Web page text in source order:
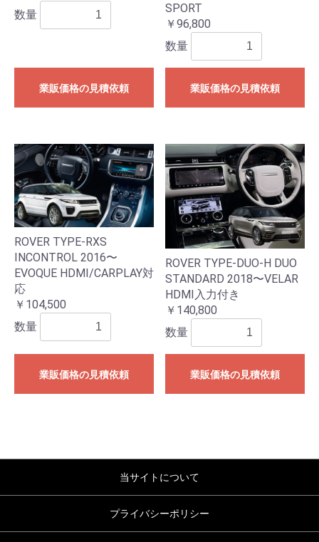
数量
業販価格の見積依頼
SPORT
￥96,800
数量
業販価格の見積依頼
ROVER TYPE-RXS
INCONTROL 2016〜
EVOQUE HDMI/CARPLAY対
応
￥104,500
数量
業販価格の見積依頼
ROVER TYPE-DUO-H DUO
STANDARD 2018〜VELAR
HDMI入力付き
￥140,800
数量
業販価格の見積依頼
当サイトについて
プライバシーポリシー